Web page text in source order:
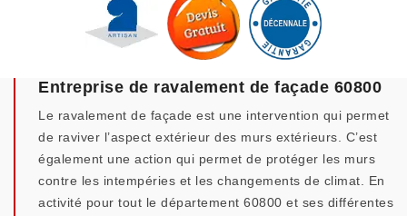
Entreprise de ravalement de façade 60800
Le ravalement de façade est une intervention qui permet
de raviver l’aspect extérieur des murs extérieurs. C’est
également une action qui permet de protéger les murs
contre les intempéries et les changements de climat. En
activité pour tout le département 60800 et ses différentes